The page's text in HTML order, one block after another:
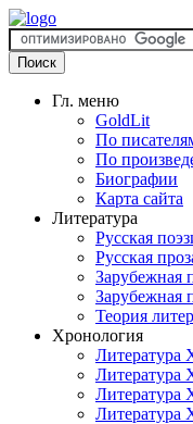
Гл. меню
GoldLit
По
По
Биографии
Карта сайта
Литература
Русская
Русская
Зарубежная
Зарубежная
Теория
Хронология
Литература
Литература
Литература
Литература